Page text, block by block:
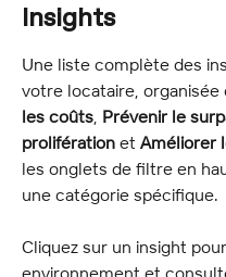
Insights
Une liste complète des
votre locataire,
les coûts, Prévenir le
prolifération et Améliorer
les onglets de filtre en
une catégorie spécifique.
Cliquez sur un insight